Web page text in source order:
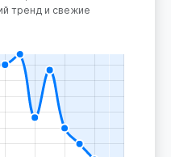
тренд и свежие